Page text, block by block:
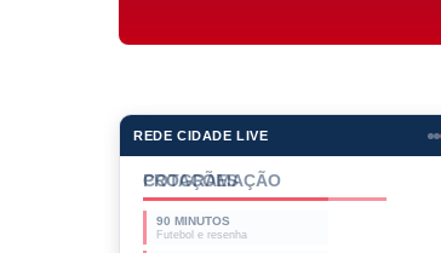
REDE CIDADE LIVE
PROGRAMAÇÃO
90 MINUTOS
Futebol e resenha